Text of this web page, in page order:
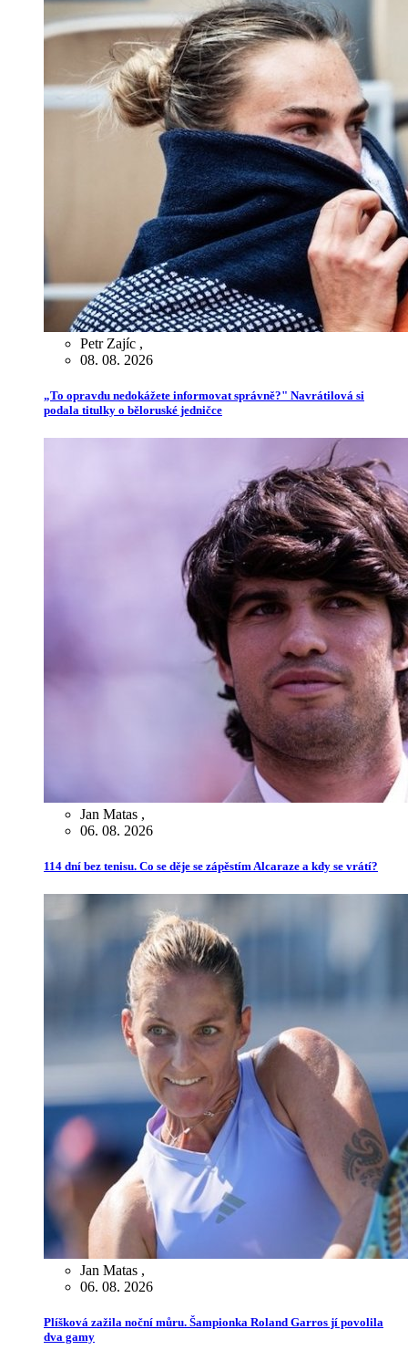
Petr Zajíc ,
08. 08. 2026
„To opravdu nedokážete informovat správně?" Navrátilová si
podala titulky o běloruské jedničce
Jan Matas ,
06. 08. 2026
114 dní bez tenisu. Co se děje se zápěstím Alcaraze a kdy se vrátí?
Jan Matas ,
06. 08. 2026
Plíšková zažila noční můru. Šampionka Roland Garros jí povolila
dva gamy